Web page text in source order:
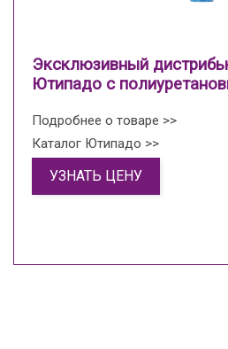
Эксклюзивный
Ютипадо с
Подробнее о товаре >>
Каталог Ютипадо >>
УЗНАТЬ ЦЕНУ